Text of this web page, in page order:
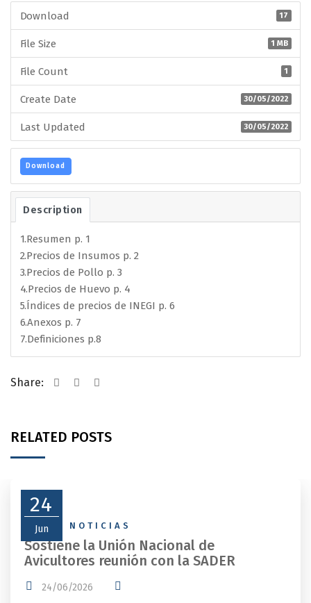
Download 17
File Size 1 MB
File Count 1
Create Date 30/05/2022
Last Updated 30/05/2022
Download
Description
1.Resumen p. 1
2.Precios de Insumos p. 2
3.Precios de Pollo p. 3
4.Precios de Huevo p. 4
5.Índices de precios de INEGI p. 6
6.Anexos p. 7
7.Definiciones p.8
Share:
RELATED POSTS
24
Jun
NEWS NOTICIAS
Sostiene la Unión Nacional de
Avicultores reunión con la SADER
24/06/2026